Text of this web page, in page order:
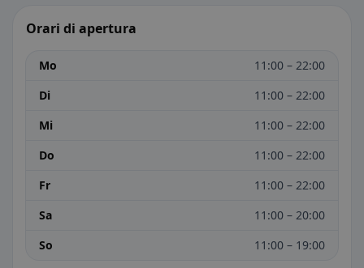
Orari di apertura
Mo
11:00 – 22:00
Di
11:00 – 22:00
Mi
11:00 – 22:00
Do
11:00 – 22:00
Fr
11:00 – 22:00
Sa
11:00 – 20:00
So
11:00 – 19:00